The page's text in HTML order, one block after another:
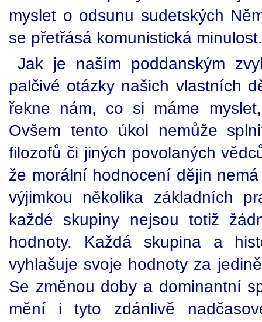
myslet o odsunu sudetských
se přetřásá komunistická minulost.
Jak je naším poddanským
palčivé otázky našich vlastních
řekne nám, co si máme
Ovšem tento úkol nemůže
filozofů či jiných povolaných
že morální hodnocení dějin
výjimkou několika základních
každé skupiny nejsou totiž
hodnoty. Každá skupina a
vyhlašuje svoje hodnoty za
Se změnou doby a dominantní
mění i tyto zdánlivě